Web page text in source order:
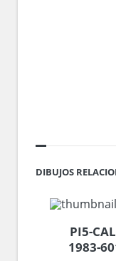
DIBUJOS
PI5-
1983-